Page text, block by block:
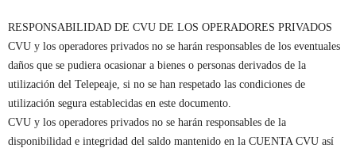
RESPONSABILIDAD DE CVU DE LOS OPERADORES PRIVADOS
CVU y los operadores privados no se harán responsables de los eventuales
daños que se pudiera ocasionar a bienes o personas derivados de la
utilización del Telepeaje, si no se han respetado las condiciones de
utilización segura establecidas en este documento.
CVU y los operadores privados no se harán responsables de la
disponibilidad e integridad del saldo mantenido en la CUENTA CVU así